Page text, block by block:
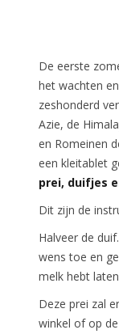
De eerste
het wachten
zeshonderd
Azie, de
en Romeinen
een kleitablet
prei, duifjes
Dit zijn de
Halveer de
wens toe en
melk hebt
Deze prei zal
winkel of op